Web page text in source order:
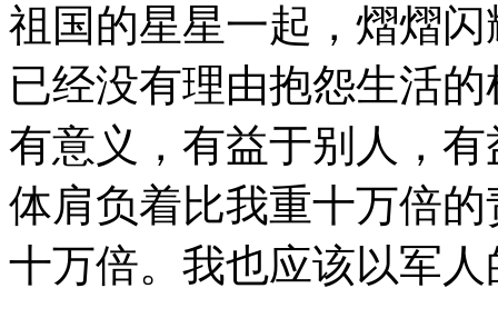
祖国的星星一起，熠熠
已经没有理由抱怨生活
有意义，有益于别人，
体肩负着比我重十万倍
十万倍。我也应该以军